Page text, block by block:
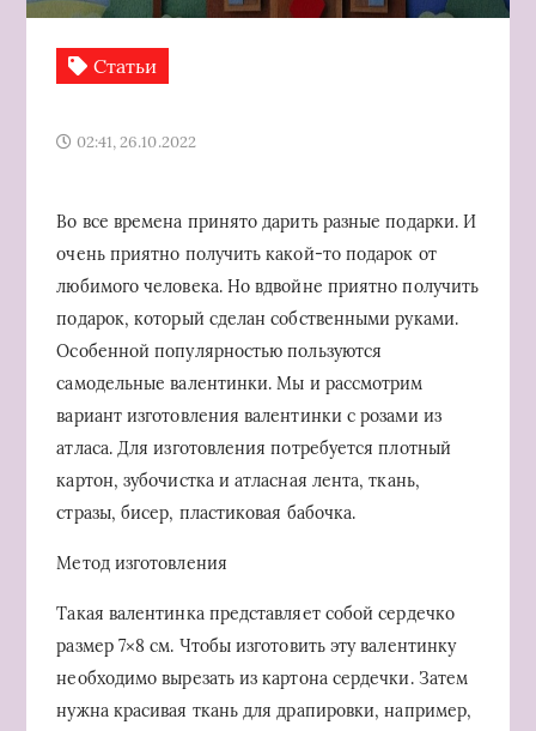
Статьи
02:41, 26.10.2022
Во все времена принято дарить разные подарки. И
очень приятно получить какой-то подарок от
любимого человека. Но вдвойне приятно получить
подарок, который сделан собственными руками.
Особенной популярностью пользуются
самодельные валентинки. Мы и рассмотрим
вариант изготовления валентинки с розами из
атласа. Для изготовления потребуется плотный
картон, зубочистка и атласная лента, ткань,
стразы, бисер, пластиковая бабочка.
Метод изготовления
Такая валентинка представляет собой сердечко
размер 7×8 см. Чтобы изготовить эту валентинку
необходимо вырезать из картона сердечки. Затем
нужна красивая ткань для драпировки, например,